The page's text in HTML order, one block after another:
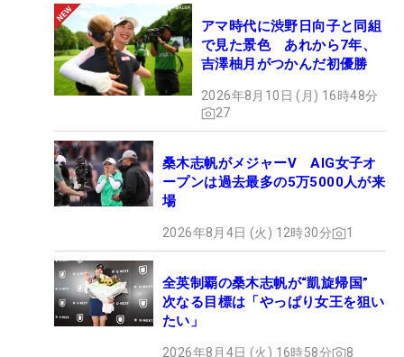
アマ時代に渋野日向子と同組
で見た景色 あれから7年、
吉澤柚月がつかんだ初優勝
2026年8月10日 (月) 16時48分
27
桑木志帆がメジャーV AIG女子オ
ープンは過去最多の5万5000人が来
場
2026年8月4日 (火) 12時30分 1
全英制覇の桑木志帆が“凱旋帰国”
次なる目標は「やっぱり女王を狙い
たい」
2026年8月4日 (火) 16時58分 8